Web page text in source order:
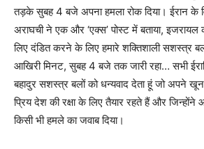
तड़के सुबह 4 बजे अपना हमला रोक दिया। ईरान के
अराघची ने एक और ‘एक्स’ पोस्ट में बताया,
लिए दंडित करने के लिए हमारे शक्तिशाली सशस्त्र
आखिरी मिनट, सुबह 4 बजे तक जारी रहा… सभी
बहादुर सशस्त्र बलों को धन्यवाद देता हूं जो अपने
प्रिय देश की रक्षा के लिए तैयार रहते हैं और
किसी भी हमले का जवाब दिया।